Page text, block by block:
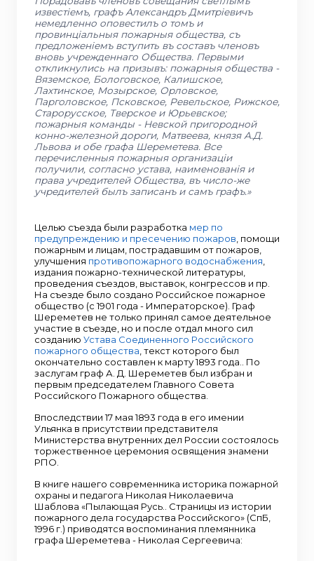
известiемъ, графъ Александръ Дмитрiевичъ
немедленно оповестилъ о томъ и
провинцiальныя пожарныя общества, съ
предложенiемъ вступить въ составъ членовъ
вновь учрежденнаго Общества. Первыми
откликнулись на призывъ: пожарныя общества -
Вяземское, Бологовское, Калишское,
Лахтинское, Мозырское, Орловское,
Парголовское, Псковское, Ревельское, Рижское,
Старорусское, Тверское и Юрьевское;
пожарныя команды - Невской пригородной
конно-железной дороги, Матвеева, князя А.Д.
Львова и обе графа Шереметева. Все
перечисленныя пожарныя организацiи
получили, согласно устава, наименованiя и
права учредителей Общества, въ число-же
учредителей былъ записанъ и самъ графъ.»
Целью съезда были разработка мер по
предупреждению и пресечению пожаров, помощи
пожарным и лицам, пострадавшим от пожаров,
улучшения противопожарного водоснабжения,
издания пожарно-технической литературы,
проведения съездов, выставок, конгрессов и пр.
На съезде было создано Российское пожарное
общество (с 1901 года - Императорское). Граф
Шереметев не только принял самое деятельное
участие в съезде, но и после отдал много сил
созданию Устава Соединенного Российского
пожарного общества, текст которого был
окончательно составлен к марту 1893 года.. По
заслугам граф А. Д. Шереметев был избран и
первым председателем Главного Совета
Российского Пожарного общества.
Впоследствии 17 мая 1893 года в его имении
Ульянка в присутствии представителя
Министерства внутренних дел России состоялось
торжественное церемония освящения знамени
РПО.
В книге нашего современника историка пожарной
охраны и педагога Николая Николаевича
Шаблова «Пылающая Русь.. Страницы из истории
пожарного дела государства Российского» (СпБ,
1996 г.) приводятся воспоминания племянника
графа Шереметева - Николая Сергеевича: